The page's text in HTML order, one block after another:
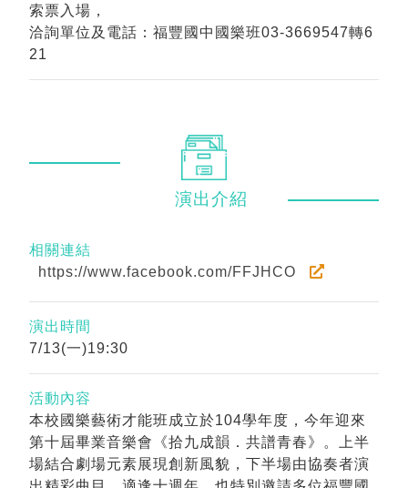
索票入場，
洽詢單位及電話：福豐國中國樂班03-3669547轉6
21
演出介紹
相關連結
https://www.facebook.com/FFJHCO
演出時間
7/13(一)19:30
活動內容
本校國樂藝術才能班成立於104學年度，今年迎來
第十屆畢業音樂會《拾九成韻．共譜青春》。上半
場結合劇場元素展現創新風貌，下半場由協奏者演